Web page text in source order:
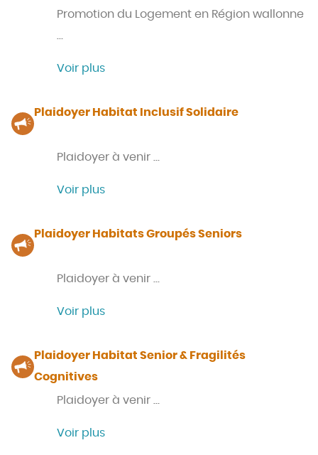
Promotion du Logement en Région wallonne
…
Voir plus
Plaidoyer Habitat Inclusif Solidaire
Plaidoyer à venir …
Voir plus
Plaidoyer Habitats Groupés Seniors
Plaidoyer à venir …
Voir plus
Plaidoyer Habitat Senior & Fragilités
Cognitives
Plaidoyer à venir …
Voir plus